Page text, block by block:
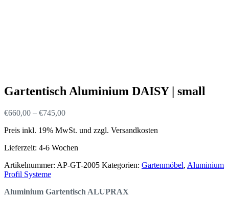
Gartentisch Aluminium DAISY | small
€660,00 – €745,00
Preis inkl. 19% MwSt. und zzgl. Versandkosten
Lieferzeit: 4-6 Wochen
Artikelnummer: AP-GT-2005 Kategorien: Gartenmöbel, Aluminium
Profil Systeme
Aluminium Gartentisch ALUPRAX